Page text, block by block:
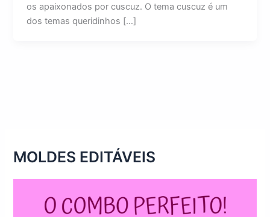
os apaixonados por cuscuz. O tema cuscuz é um
dos temas queridinhos […]
MOLDES EDITÁVEIS